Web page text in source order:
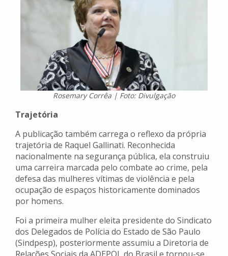
Rosemary Corrêa | Foto: Divulgação
Trajetória
A publicação também carrega o reflexo da própria
trajetória de Raquel Gallinati. Reconhecida
nacionalmente na segurança pública, ela construiu
uma carreira marcada pelo combate ao crime, pela
defesa das mulheres vítimas de violência e pela
ocupação de espaços historicamente dominados
por homens.
Foi a primeira mulher eleita presidente do Sindicato
dos Delegados de Polícia do Estado de São Paulo
(Sindpesp), posteriormente assumiu a Diretoria de